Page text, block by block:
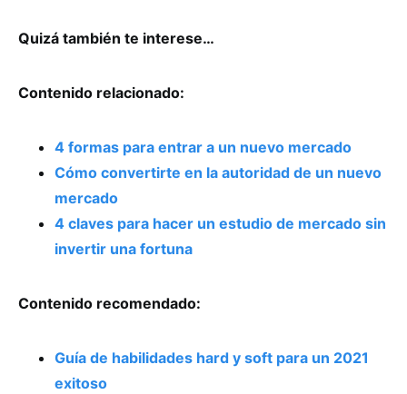
Quizá también te interese…
Contenido relacionado:
4 formas para entrar a un nuevo mercado
Cómo convertirte en la autoridad de un nuevo
mercado
4 claves para hacer un estudio de mercado sin
invertir una fortuna
Contenido recomendado:
Guía de habilidades hard y soft para un 2021
exitoso